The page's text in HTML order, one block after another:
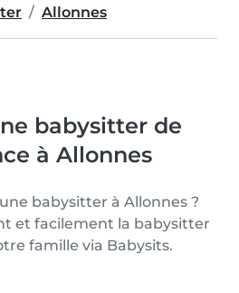
Allonnes
babysitter de
à Allonnes
babysitter à Allonnes ?
et facilement la babysitter
famille via Babysits.